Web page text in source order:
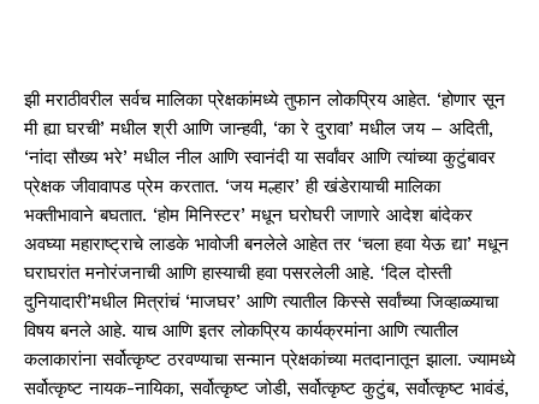
झी मराठीवरील सर्वच मालिका प्रेक्षकांमध्ये तुफान लोकप्रिय आहेत. ‘होणार सून
मी ह्या घरची’ मधील श्री आणि जान्हवी, ‘का रे दुरावा’ मधील जय – अदिती,
‘नांदा सौख्य भरे’ मधील नील आणि स्वानंदी या सर्वांवर आणि त्यांच्या कुटुंबावर
प्रेक्षक जीवावापड प्रेम करतात. ‘जय मल्हार’ ही खंडेरायाची मालिका
भक्तीभावाने बघतात. ‘होम मिनिस्टर’ मधून घरोघरी जाणारे आदेश बांदेकर
अवघ्या महाराष्ट्राचे लाडके भावोजी बनलेले आहेत तर ‘चला हवा येऊ द्या’ मधून
घराघरांत मनोरंजनाची आणि हास्याची हवा पसरलेली आहे. ‘दिल दोस्ती
दुनियादारी’मधील मित्रांचं ‘माजघर’ आणि त्यातील किस्से सर्वांच्या जिव्हाळ्याचा
विषय बनले आहे. याच आणि इतर लोकप्रिय कार्यक्रमांना आणि त्यातील
कलाकारांना सर्वोत्कृष्ट ठरवण्याचा सन्मान प्रेक्षकांच्या मतदानातून झाला. ज्यामध्ये
सर्वोत्कृष्ट नायक-नायिका, सर्वोत्कृष्ट जोडी, सर्वोत्कृष्ट कुटुंब, सर्वोत्कृष्ट भावंडं,